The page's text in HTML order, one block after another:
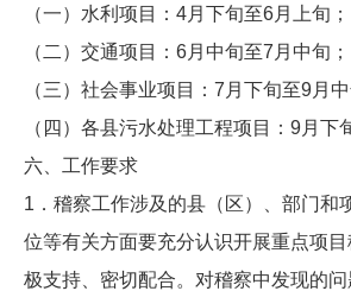
（一）水利项目：4月下旬至6月上旬；
（二）交通项目：6月中旬至7月中旬；
（三）社会事业项目：7月下旬至9月中
（四）各县污水处理工程项目：9月下
六、工作要求
1．稽察工作涉及的县（区）、部门和
位等有关方面要充分认识开展重点项
极支持、密切配合。对稽察中发现的